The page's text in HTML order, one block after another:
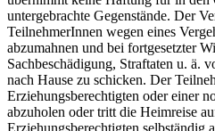
untergebrachte Gegenstände. Der
TeilnehmerInnen wegen eines
abzumahnen und bei fortgesetzter
Sachbeschädigung, Straftaten u. ä.
nach Hause zu schicken. Der
Erziehungsberechtigten oder einer
abzuholen oder tritt die Heimreise
Erziehungsberechtigten selbständig